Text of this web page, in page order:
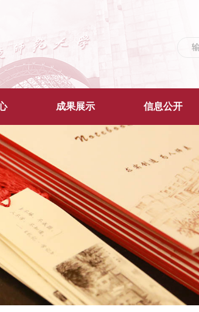
成果展示 信息公开